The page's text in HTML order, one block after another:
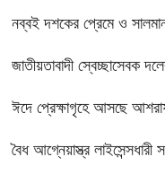
নব্বই দশকের প্রেমে ও
জাতীয়তাবাদী স্বেচ্ছাসেবক
ঈদে প্রেক্ষাগৃহে আসছে
বৈধ আগ্নেয়াস্ত্র